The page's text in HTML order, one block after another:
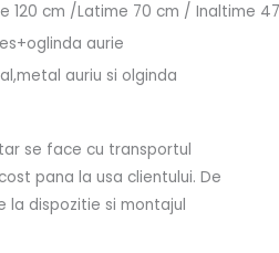
120 cm /Latime 70 cm / Inaltime
aurie
auriu si olginda
se face cu transportul
pana la usa clientului. De
la dispozitie si montajul